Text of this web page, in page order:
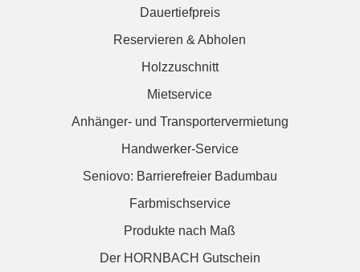
Dauertiefpreis
Reservieren & Abholen
Holzzuschnitt
Mietservice
Anhänger- und Transportervermietung
Handwerker-Service
Seniovo: Barrierefreier Badumbau
Farbmischservice
Produkte nach Maß
Der HORNBACH Gutschein